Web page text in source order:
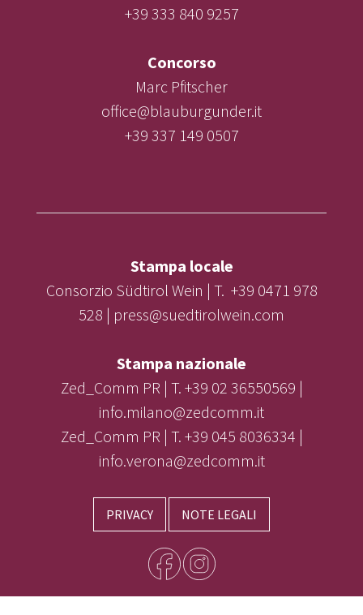
+39 333 840 9257
Concorso
Marc Pfitscher
office@blauburgunder.it
+39 337 149 0507
Stampa locale
Consorzio Südtirol Wein | T. +39 0471 978
528 | press@suedtirolwein.com
Stampa nazionale
Zed_Comm PR | T. +39 02 36550569 |
info.milano@zedcomm.it
Zed_Comm PR | T. +39 045 8036334 |
info.verona@zedcomm.it
PRIVACY NOTE LEGALI